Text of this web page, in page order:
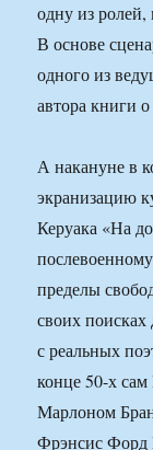
одну из ролей,
В основе
одного из
автора книги
А накануне в
экранизацию
Керуака «На
пределы
своих
с реальных
конце 50-х сам
Марлоном
Фрэнсис Форд